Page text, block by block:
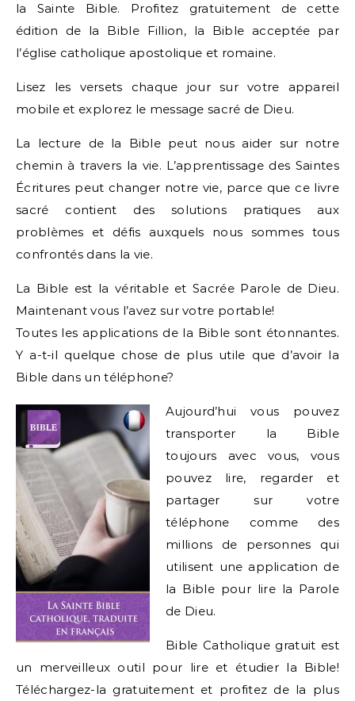
la Sainte Bible. Profitez gratuitement de cette
édition de la Bible Fillion, la Bible acceptée par
l’église catholique apostolique et romaine.
Lisez les versets chaque jour sur votre appareil
mobile et explorez le message sacré de Dieu.
La lecture de la Bible peut nous aider sur notre
chemin à travers la vie. L’apprentissage des Saintes
Écritures peut changer notre vie, parce que ce livre
sacré contient des solutions pratiques aux
problèmes et défis auxquels nous sommes tous
confrontés dans la vie.
La Bible est la véritable et Sacrée Parole de Dieu.
Maintenant vous l’avez sur votre portable!
Toutes les applications de la Bible sont étonnantes.
Y a-t-il quelque chose de plus utile que d’avoir la
Bible dans un téléphone?
Aujourd’hui vous pouvez
transporter la Bible
toujours avec vous, vous
pouvez lire, regarder et
partager sur votre
téléphone comme des
millions de personnes qui
utilisent une application de
la Bible pour lire la Parole
de Dieu.
Bible Catholique gratuit est
un merveilleux outil pour lire et étudier la Bible!
Téléchargez-la gratuitement et profitez de la plus